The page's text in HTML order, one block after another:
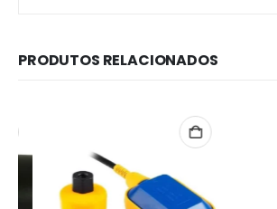
PRODUTOS RELACIONADOS